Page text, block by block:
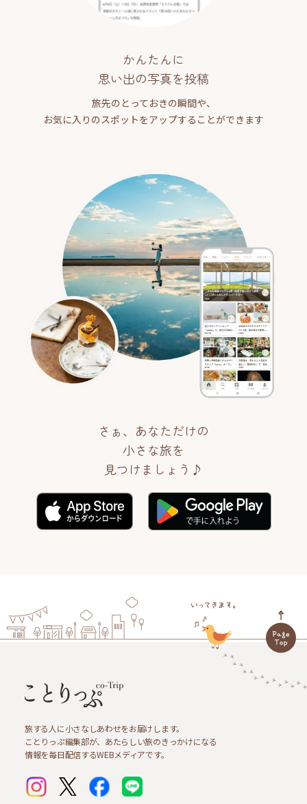
かんたんに
思い出の写真を投稿
旅先のとっておきの瞬間や、
お気に入りのスポットをアップすることができます
さぁ、あなただけの
小さな旅を
見つけましょう♪
旅する人に小さなしあわせをお届けします。
ことりっぷ編集部が、あたらしい旅のきっかけになる
情報を毎日配信するWEBメディアです。